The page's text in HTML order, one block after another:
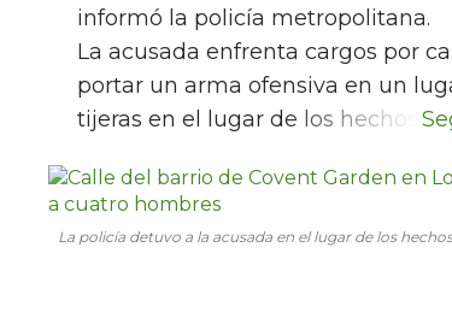
La policía detuvo a la acusada en el lugar de los
informó la policía metropolitana.
La acusada enfrenta cargos por
portar un arma ofensiva en un
tijeras en el lugar de los hechos.